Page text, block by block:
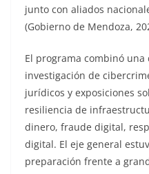
junto con aliados
(Gobierno de Mendoza,
El programa combinó una
investigación de
jurídicos y exposiciones
resiliencia de
dinero, fraude digital,
digital. El eje general
preparación frente a